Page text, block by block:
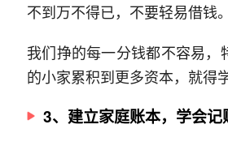
不到万不得已，不要轻易借钱。
我们挣的每一分钱都不容易
的小家累积到更多资本，就得
3、建立家庭账本，学会记